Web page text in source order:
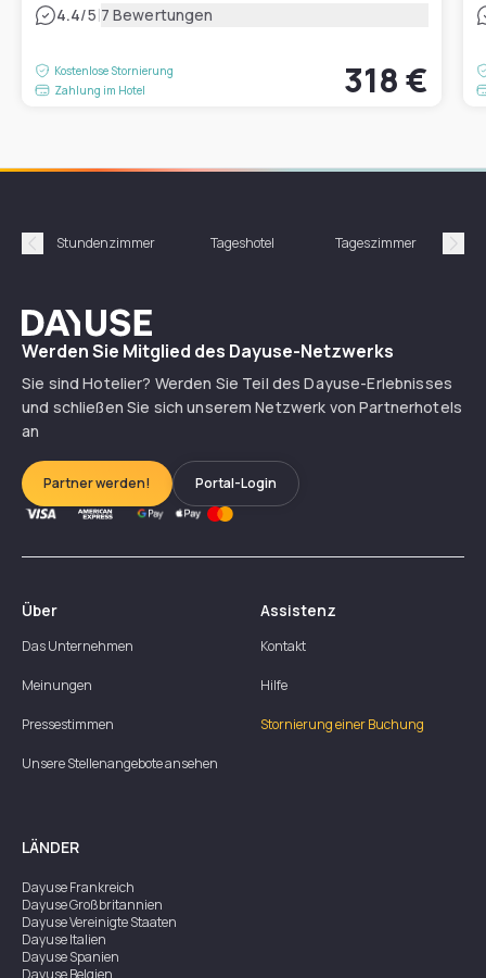
4.4/5|7 Bewertungen
Kostenlose Stornierung
Zahlung im Hotel
318 €
Précédent
Stundenzimmer Tageshotel Tageszimmer
Dayuse
Werden Sie Mitglied des Dayuse-Netzwerks
Sie sind Hotelier? Werden Sie Teil des Dayuse-Erlebnisses
und schließen Sie sich unserem Netzwerk von Partnerhotels
an
Partner werden! Portal-Login
Über
Das Unternehmen
Meinungen
Pressestimmen
Unsere Stellenangebote ansehen
Assistenz
Kontakt
Hilfe
Stornierung einer Buchung
LÄNDER
DayuseFrankreich
DayuseGroßbritannien
DayuseVereinigte Staaten
DayuseItalien
DayuseSpanien
DayuseBelgien